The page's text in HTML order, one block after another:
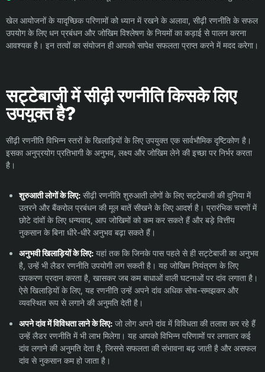
खेल आयोजनों के यादृच्छिक परिणामों को ध्यान में रखने के अलावा, सीढ़ी रणनीति के सफल
उपयोग के लिए धन प्रबंधन और जोखिम विश्लेषण के नियमों का कड़ाई से पालन करना
आवश्यक है। इन तत्वों का संयोजन ही आपको सापेक्ष सफलता प्राप्त करने में मदद करेगा।
सट्टेबाजी में सीढ़ी रणनीति किसके लिए
उपयुक्त है?
सीढ़ी रणनीति विभिन्न स्तरों के खिलाड़ियों के लिए उपयुक्त एक सार्वभौमिक दृष्टिकोण है।
इसका अनुप्रयोग प्रतिभागी के अनुभव, लक्ष्य और जोखिम लेने की इच्छा पर निर्भर करता
है।
शुरुआती लोगों के लिए: सीढ़ी रणनीति शुरुआती लोगों के लिए सट्टेबाजी की दुनिया में
उतरने और बैंकरोल प्रबंधन की मूल बातें सीखने के लिए आदर्श है। प्रारंभिक चरणों में
छोटे दांवों के लिए धन्यवाद, आप जोखिमों को कम कर सकते हैं और बड़े वित्तीय
नुकसान के बिना धीरे-धीरे अनुभव बढ़ा सकते हैं।
अनुभवी खिलाड़ियों के लिए: यहां तक कि जिनके पास पहले से ही सट्टेबाजी का अनुभव
है, उन्हें भी लैडर रणनीति उपयोगी लग सकती है। यह जोखिम नियंत्रण के लिए
उपकरण प्रदान करता है, खासकर जब कम बाधाओं वाली घटनाओं पर दांव लगाता है।
ऐसे खिलाड़ियों के लिए, यह रणनीति उन्हें अपने दांव अधिक सोच-समझकर और
व्यवस्थित रूप से लगाने की अनुमति देती है।
अपने दांव में विविधता लाने के लिए: जो लोग अपने दांव में विविधता की तलाश कर रहे हैं
उन्हें लैडर रणनीति में भी लाभ मिलेगा। यह आपको विभिन्न परिणामों पर लगातार कई
दांव लगाने की अनुमति देता है, जिससे सफलता की संभावना बढ़ जाती है और असफल
दांव से नुकसान कम हो जाता है।